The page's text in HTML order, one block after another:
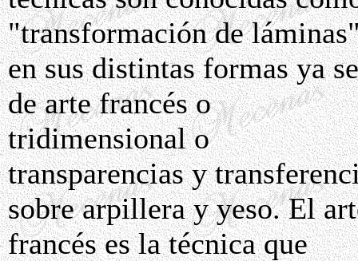
"transformación de
en sus distintas formas ya
de arte francés o
tridimensional o
transparencias y
sobre arpillera y yeso. El
francés es la técnica que